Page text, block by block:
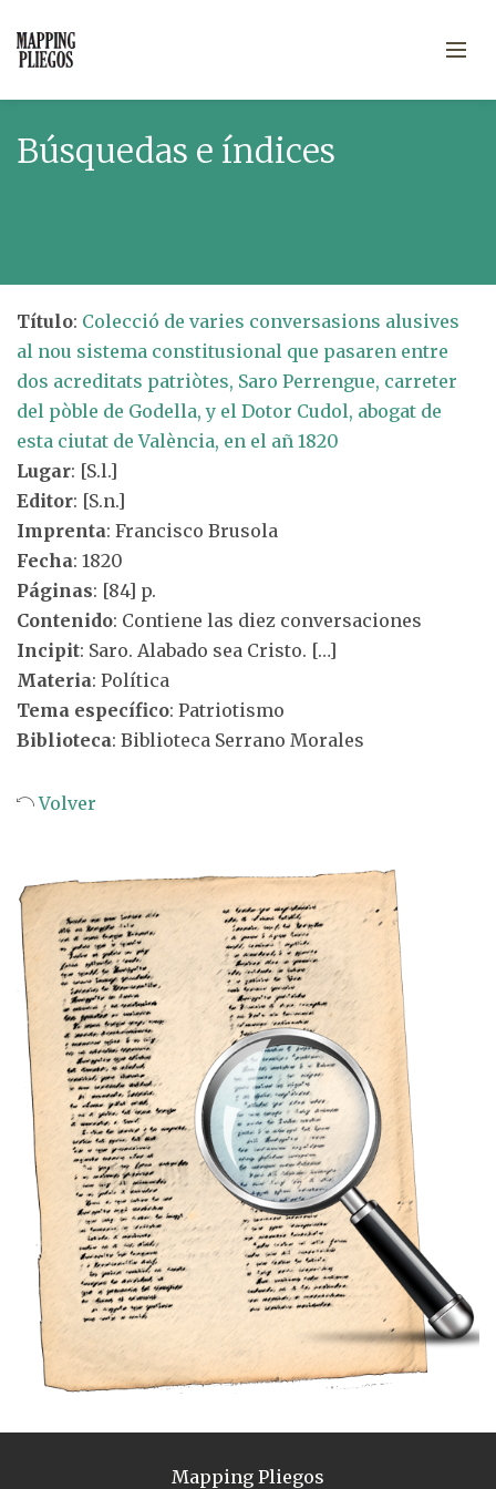
Búsquedas e índices
Título: Colecció de varies conversasions alusives
al nou sistema constitusional que pasaren entre
dos acreditats patriòtes, Saro Perrengue, carreter
del pòble de Godella, y el Dotor Cudol, abogat de
esta ciutat de València, en el añ 1820
Lugar: [S.l.]
Editor: [S.n.]
Imprenta: Francisco Brusola
Fecha: 1820
Páginas: [84] p.
Contenido: Contiene las diez conversaciones
Incipit: Saro. Alabado sea Cristo. […]
Materia: Política
Tema específico: Patriotismo
Biblioteca: Biblioteca Serrano Morales
Volver
Mapping Pliegos